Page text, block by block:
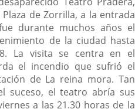
de Zorrilla, a la entrada
durante muchos años el
de la ciudad hasta
La visita se centra en el
el incendio que sufrió el
de La reina mora. Tan
suceso, el teatro abría sus
a las 21.30 horas de la